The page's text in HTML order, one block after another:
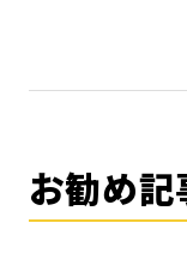
お勧め記